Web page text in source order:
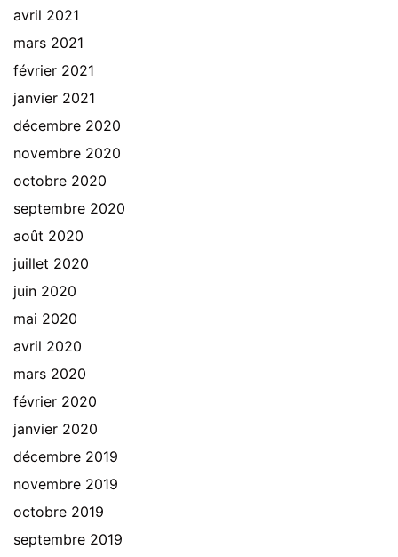
avril 2021
mars 2021
février 2021
janvier 2021
décembre 2020
novembre 2020
octobre 2020
septembre 2020
août 2020
juillet 2020
juin 2020
mai 2020
avril 2020
mars 2020
février 2020
janvier 2020
décembre 2019
novembre 2019
octobre 2019
septembre 2019